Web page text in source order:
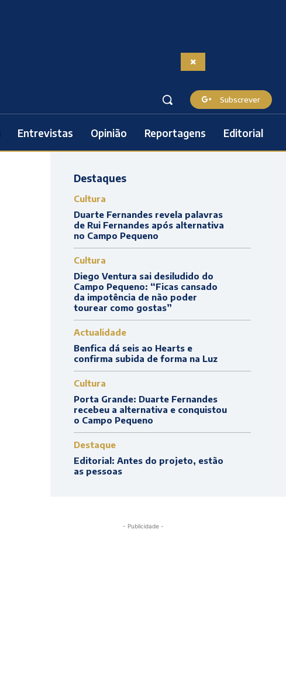
Subscrever
Entrevistas Opinião Reportagens Editorial
Destaques
Cultura
Duarte Fernandes revela palavras
de Rui Fernandes após alternativa
no Campo Pequeno
Cultura
Diego Ventura sai desiludido do
Campo Pequeno: “Ficas cansado
da impotência de não poder
tourear como gostas”
Actualidade
Benfica dá seis ao Hearts e
confirma subida de forma na Luz
Cultura
Porta Grande: Duarte Fernandes
recebeu a alternativa e conquistou
o Campo Pequeno
Destaque
Editorial: Antes do projeto, estão
as pessoas
- Publicidade -